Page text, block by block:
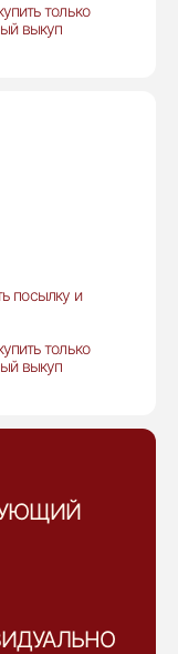
только
выкуп
посылку и
только
выкуп